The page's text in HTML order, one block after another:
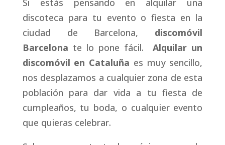
Inicio
Sobre
Si estás pensando en alquilar una
discoteca para tu evento o fiesta en la
ciudad de Barcelona, discomóvil
Barcelona te lo pone fácil.Alquilar un
discomóvil en Cataluña es muy sencillo,
nos desplazamos a cualquier zona de esta
población para dar vida a tu fiesta de
cumpleaños, tu boda, o cualquier evento
que quieras celebrar.